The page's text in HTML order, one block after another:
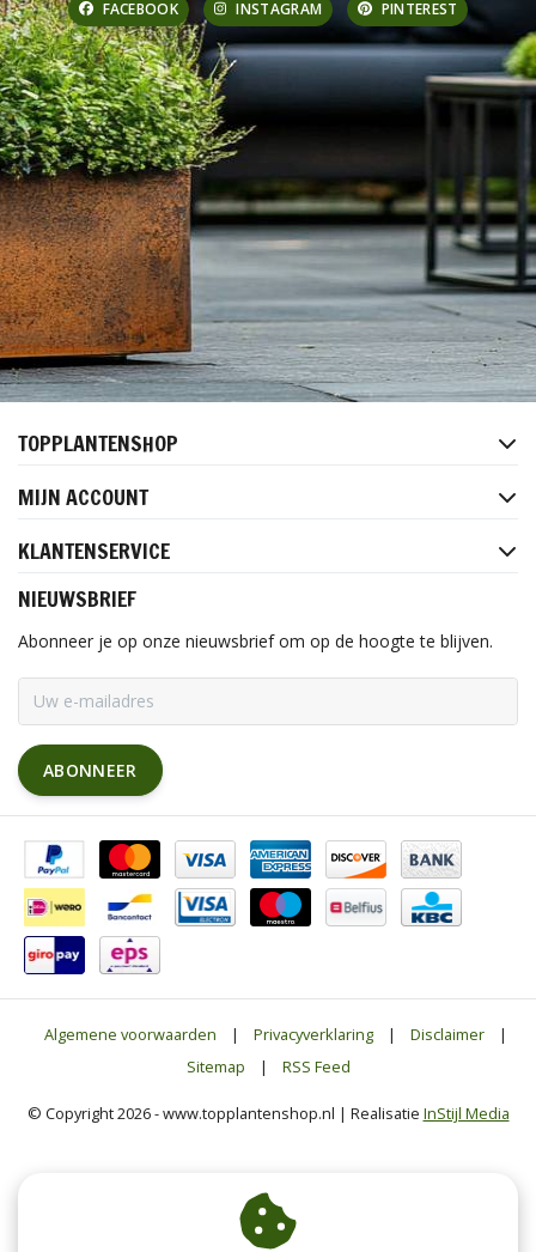
FACEBOOK INSTAGRAM PINTEREST
TOPPLANTENSHOP
MIJN ACCOUNT
KLANTENSERVICE
NIEUWSBRIEF
Abonneer je op onze nieuwsbrief om op de hoogte te blijven.
ABONNEER
Algemene voorwaarden | Privacyverklaring | Disclaimer
|
Sitemap
| RSS Feed
© Copyright 2026 - www.topplantenshop.nl | Realisatie InStijl Media